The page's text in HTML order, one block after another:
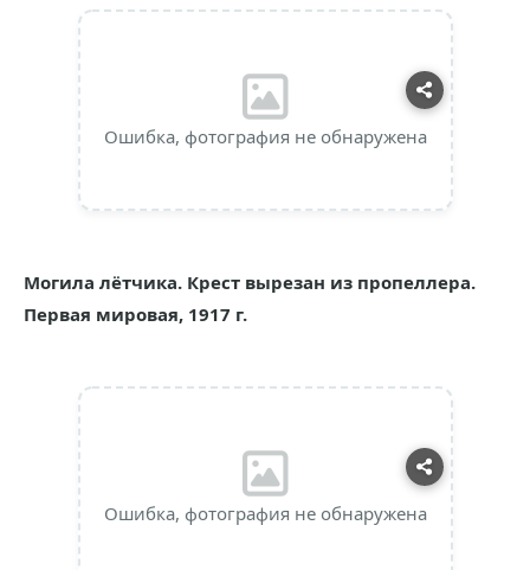
Ошибка, фотография не обнаружена
Могила лётчика. Крест вырезан из пропеллера.
Первая мировая, 1917 г.
Ошибка, фотография не обнаружена